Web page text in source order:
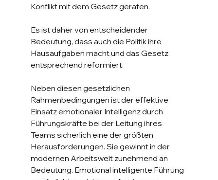
Konflikt mit dem Gesetz geraten.
Es ist daher von entscheidender
Bedeutung, dass auch die Politik ihre
Hausaufgaben macht und das Gesetz
entsprechend reformiert.
Neben diesen gesetzlichen
Rahmenbedingungen ist der effektive
Einsatz emotionaler Intelligenz durch
Führungskräfte bei der Leitung ihres
Teams sicherlich eine der größten
Herausforderungen. Sie gewinnt in der
modernen Arbeitswelt zunehmend an
Bedeutung. Emotional intelligente Führung